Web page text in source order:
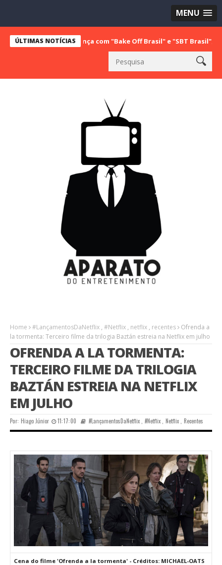
MENU
ÚLTIMAS NOTÍCIAS
a vice liderança com "Bake Off Brasil" e "SBT Brasil"; confira os
Home #LançamentosDaNetflix , #Netflix , netflix , recentes
Ofrenda a
la tormenta: Terceiro filme da trilogia Baztán estreia na Netflix em julho
OFRENDA A LA TORMENTA:
TERCEIRO FILME DA TRILOGIA
BAZTÁN ESTREIA NA NETFLIX
EM JULHO
Por: Hiago Júnior 11:17:00 #LançamentosDaNetflix ,#Netflix Netflix, Recentes
Cena do filme 'Ofrenda a la tormenta' - Créditos: MICHAEL-OATS